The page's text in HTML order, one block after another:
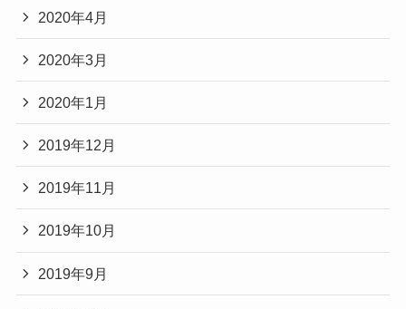
2020年4月
2020年3月
2020年1月
2019年12月
2019年11月
2019年10月
2019年9月